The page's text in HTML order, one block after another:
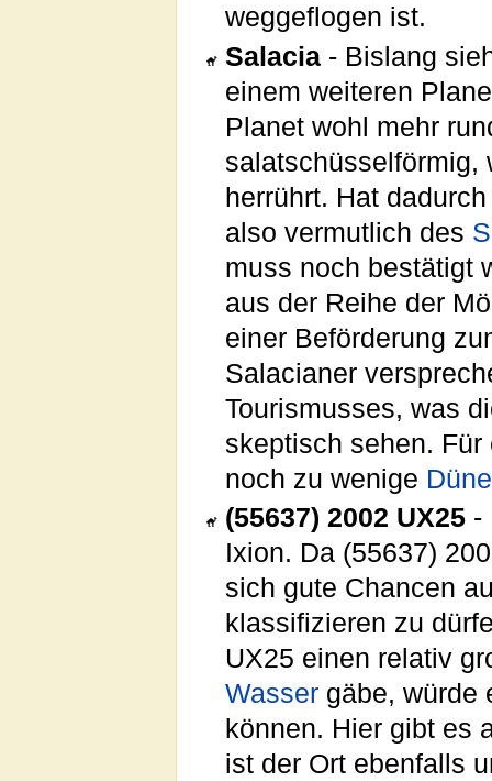
weggeflogen ist.
Salacia - Bislang
einem weiteren
Planet wohl mehr
salatschüsselförmig,
herrührt. Hat
also vermutlich des
muss noch bestätigt
aus der Reihe der
einer Beförderung
Salacianer
Tourismusses, was
skeptisch sehen.
noch zu wenige
(55637) 2002 UX25 -
Ixion. Da (55637)
sich gute Chancen
klassifizieren zu
UX25 einen relativ
Wasser gäbe, würde
können. Hier gibt es
ist der Ort ebenfalls